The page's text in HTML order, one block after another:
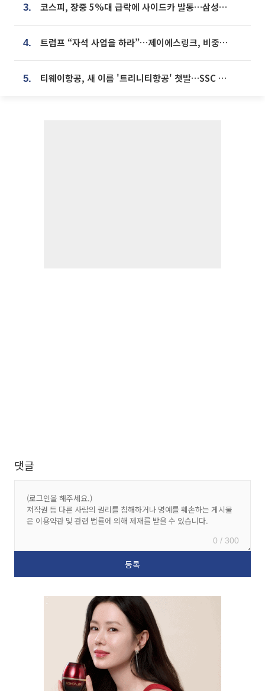
3. 코스피, 장중 5%대 급락에 사이드카 발동…삼성·SK 동반 폭락
4. 트럼프 “자석 사업을 하라”…제이에스링크, 비중국 영구자석 공급망 구축 속도
5. 티웨이항공, 새 이름 '트리니티항공' 첫발…SSC 전략 본격화
댓글
0 / 300